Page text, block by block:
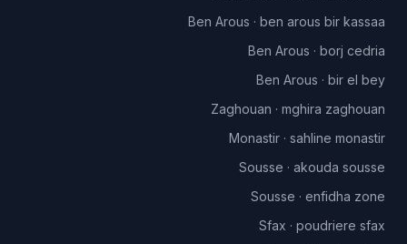
Ben Arous · ben arous bir kassaa
Ben Arous · borj cedria
Ben Arous · bir el bey
Zaghouan · mghira zaghouan
Monastir · sahline monastir
Sousse · akouda sousse
Sousse · enfidha zone
Sfax · poudriere sfax